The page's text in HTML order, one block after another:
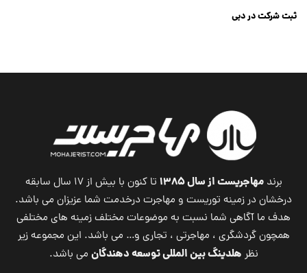
ثبت شرکت در دبی
برندمهاجریست از سال ۱۳۸۵
تا کنون با بیش از ۱۷ سال سابقه
درخشان در زمینه توریست و مهاجرت درخدمت شما عزیزان می باشد.
هدف ما آگاهی شما نسبت به موضوعات مختلف زمینه های مختلفی
همچون گردشگری ، مهاجرتی ، تجاری و… می باشد. این مجموعه زیر
نظر هلدینگ بین المللی توسعه دهندگان می باشد.